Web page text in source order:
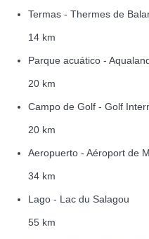
Termas - Thermes de
14 km
Parque acuático -
20 km
Campo de Golf - Golf
20 km
Aeropuerto - Aéroport de
34 km
Lago - Lac du Salagou
55 km